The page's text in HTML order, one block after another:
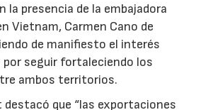
la presencia de la embajadora
Vietnam, Carmen Cano de
de manifiesto el interés
seguir fortaleciendo los
ambos territorios.
destacó que “las exportaciones